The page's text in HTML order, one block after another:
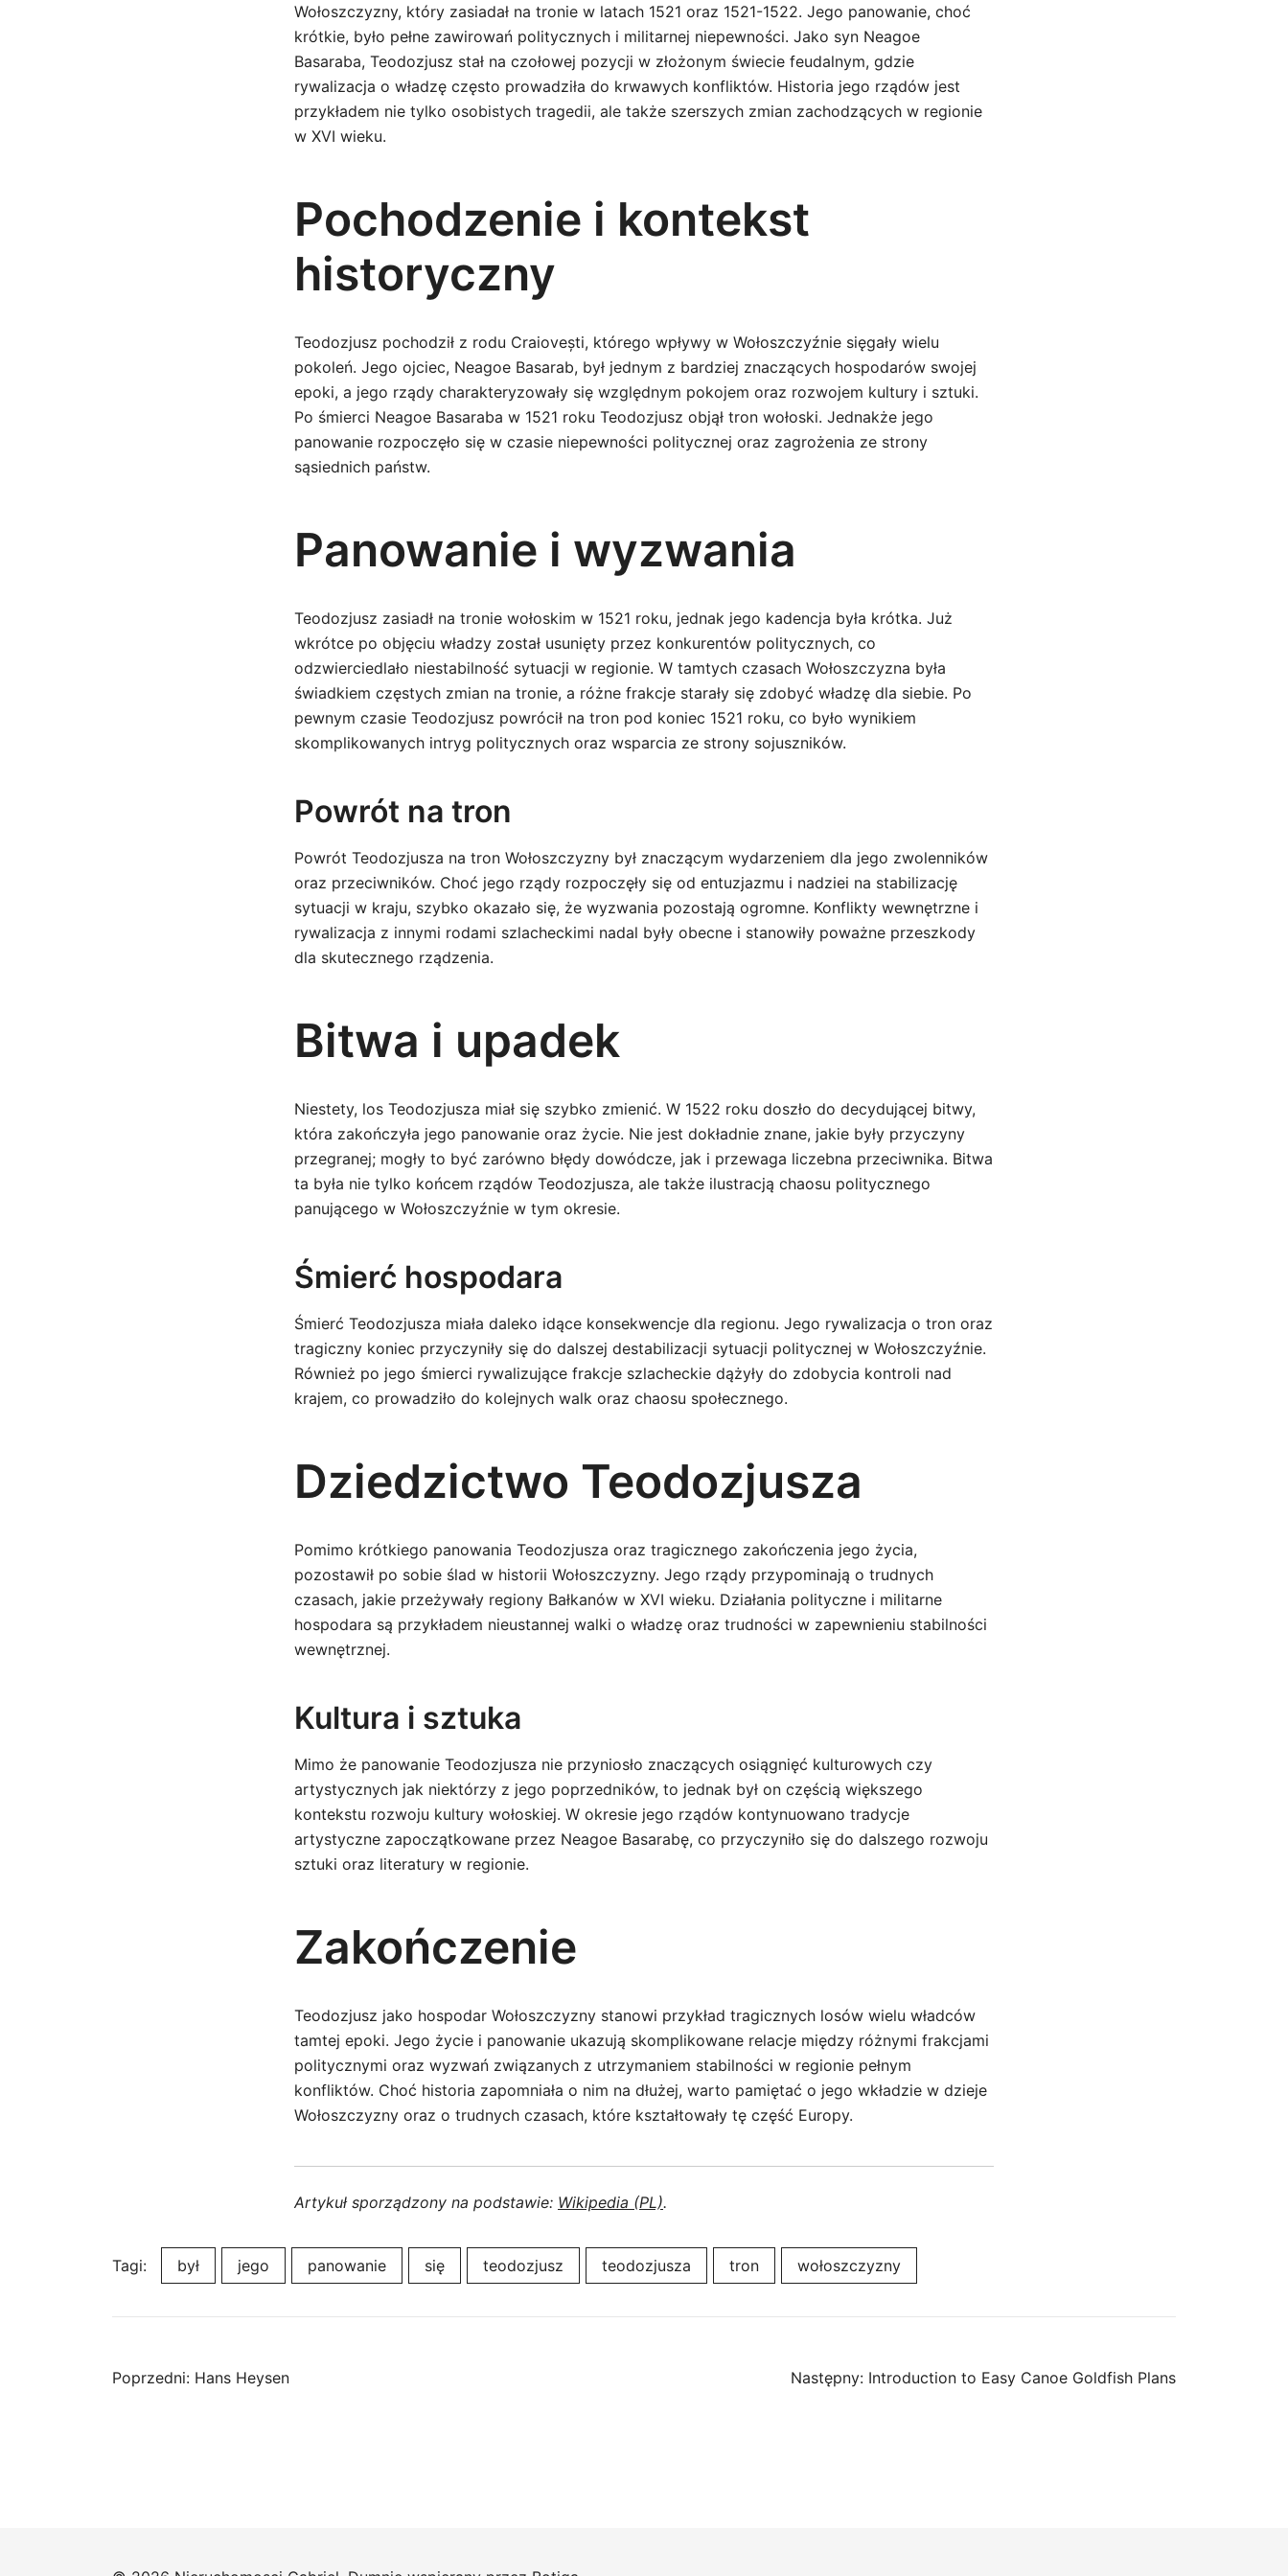
Wołoszczyzny, który zasiadał na tronie w latach 1521 oraz 1521-1522. Jego panowanie, choć
krótkie, było pełne zawirowań politycznych i militarnej niepewności. Jako syn Neagoe
Basaraba, Teodozjusz stał na czołowej pozycji w złożonym świecie feudalnym, gdzie
rywalizacja o władzę często prowadziła do krwawych konfliktów. Historia jego rządów jest
przykładem nie tylko osobistych tragedii, ale także szerszych zmian zachodzących w regionie
w XVI wieku.
Pochodzenie i kontekst
historyczny
Teodozjusz pochodził z rodu Craiovești, którego wpływy w Wołoszczyźnie sięgały wielu
pokoleń. Jego ojciec, Neagoe Basarab, był jednym z bardziej znaczących hospodarów swojej
epoki, a jego rządy charakteryzowały się względnym pokojem oraz rozwojem kultury i sztuki.
Po śmierci Neagoe Basaraba w 1521 roku Teodozjusz objął tron wołoski. Jednakże jego
panowanie rozpoczęło się w czasie niepewności politycznej oraz zagrożenia ze strony
sąsiednich państw.
Panowanie i wyzwania
Teodozjusz zasiadł na tronie wołoskim w 1521 roku, jednak jego kadencja była krótka. Już
wkrótce po objęciu władzy został usunięty przez konkurentów politycznych, co
odzwierciedlało niestabilność sytuacji w regionie. W tamtych czasach Wołoszczyzna była
świadkiem częstych zmian na tronie, a różne frakcje starały się zdobyć władzę dla siebie. Po
pewnym czasie Teodozjusz powrócił na tron pod koniec 1521 roku, co było wynikiem
skomplikowanych intryg politycznych oraz wsparcia ze strony sojuszników.
Powrót na tron
Powrót Teodozjusza na tron Wołoszczyzny był znaczącym wydarzeniem dla jego zwolenników
oraz przeciwników. Choć jego rządy rozpoczęły się od entuzjazmu i nadziei na stabilizację
sytuacji w kraju, szybko okazało się, że wyzwania pozostają ogromne. Konflikty wewnętrzne i
rywalizacja z innymi rodami szlacheckimi nadal były obecne i stanowiły poważne przeszkody
dla skutecznego rządzenia.
Bitwa i upadek
Niestety, los Teodozjusza miał się szybko zmienić. W 1522 roku doszło do decydującej bitwy,
która zakończyła jego panowanie oraz życie. Nie jest dokładnie znane, jakie były przyczyny
przegranej; mogły to być zarówno błędy dowódcze, jak i przewaga liczebna przeciwnika. Bitwa
ta była nie tylko końcem rządów Teodozjusza, ale także ilustracją chaosu politycznego
panującego w Wołoszczyźnie w tym okresie.
Śmierć hospodara
Śmierć Teodozjusza miała daleko idące konsekwencje dla regionu. Jego rywalizacja o tron oraz
tragiczny koniec przyczyniły się do dalszej destabilizacji sytuacji politycznej w Wołoszczyźnie.
Również po jego śmierci rywalizujące frakcje szlacheckie dążyły do zdobycia kontroli nad
krajem, co prowadziło do kolejnych walk oraz chaosu społecznego.
Dziedzictwo Teodozjusza
Pomimo krótkiego panowania Teodozjusza oraz tragicznego zakończenia jego życia,
pozostawił po sobie ślad w historii Wołoszczyzny. Jego rządy przypominają o trudnych
czasach, jakie przeżywały regiony Bałkanów w XVI wieku. Działania polityczne i militarne
hospodara są przykładem nieustannej walki o władzę oraz trudności w zapewnieniu stabilności
wewnętrznej.
Kultura i sztuka
Mimo że panowanie Teodozjusza nie przyniosło znaczących osiągnięć kulturowych czy
artystycznych jak niektórzy z jego poprzedników, to jednak był on częścią większego
kontekstu rozwoju kultury wołoskiej. W okresie jego rządów kontynuowano tradycje
artystyczne zapoczątkowane przez Neagoe Basarabę, co przyczyniło się do dalszego rozwoju
sztuki oraz literatury w regionie.
Zakończenie
Teodozjusz jako hospodar Wołoszczyzny stanowi przykład tragicznych losów wielu władców
tamtej epoki. Jego życie i panowanie ukazują skomplikowane relacje między różnymi frakcjami
politycznymi oraz wyzwań związanych z utrzymaniem stabilności w regionie pełnym
konfliktów. Choć historia zapomniała o nim na dłużej, warto pamiętać o jego wkładzie w dzieje
Wołoszczyzny oraz o trudnych czasach, które kształtowały tę część Europy.
Artykuł sporządzony na podstawie: Wikipedia (PL).
Tagi: był jego panowanie się teodozjusz teodozjusza tron wołoszczyzny
Nawigacja
Poprzedni: Hans Heysen Następny: Introduction to Easy Canoe Goldfish Plans